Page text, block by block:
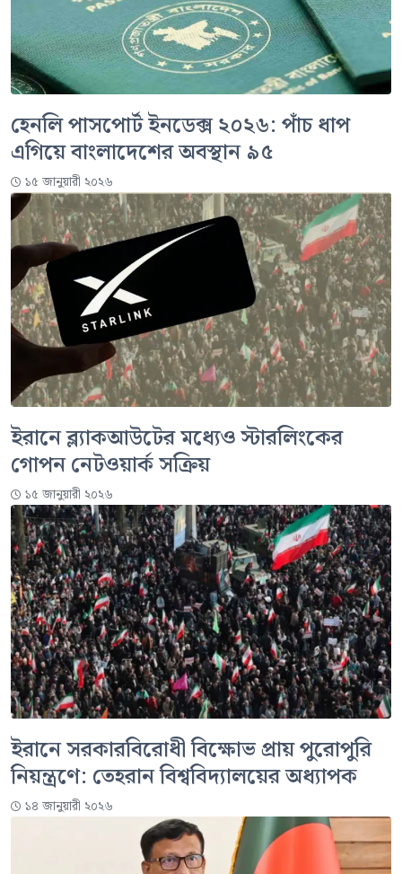
হেনলি পাসপোর্ট ইনডেক্স ২০২৬: পাঁচ ধাপ
এগিয়ে বাংলাদেশের অবস্থান ৯৫
১৫ জানুয়ারী ২০২৬
ইরানে ব্ল্যাকআউটের মধ্যেও স্টারলিংকের
গোপন নেটওয়ার্ক সক্রিয়
১৫ জানুয়ারী ২০২৬
ইরানে সরকারবিরোধী বিক্ষোভ প্রায় পুরোপুরি
নিয়ন্ত্রণে: তেহরান বিশ্ববিদ্যালয়ের অধ্যাপক
১৪ জানুয়ারী ২০২৬